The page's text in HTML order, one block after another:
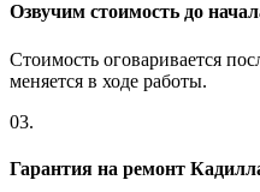
Озвучим стоимость до
Стоимость оговаривается
меняется в ходе работы.
03.
Гарантия на ремонт